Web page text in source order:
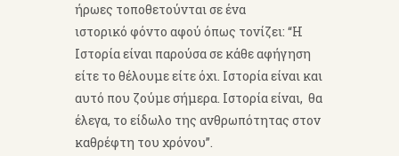
ήρωες τοποθετούνται σε ένα
ιστορικό φόντο αφού όπως τονίζει: “Η
Ιστορία είναι παρούσα σε κάθε αφήγηση
είτε το θέλουμε είτε όχι. Ιστορία είναι και
αυτό που ζούμε σήμερα. Ιστορία είναι, θα
έλεγα, το είδωλο της ανθρωπότητας στον
καθρέφτη του χρόνου”.